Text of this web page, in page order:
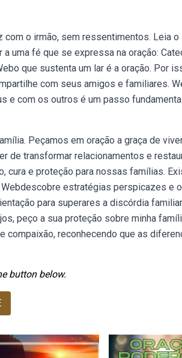
o irmão, sem ressentimentos. Leia o
uma fé que se expressa na oração:
que sustenta um lar é a oração. Por
com seus amigos e familiares.
e com os outros é um passo
Peçamos em oração a graça de
de transformar relacionamentos e
cura e proteção para nossas famílias.
estratégias perspicazes e
para superares a discórdia
peço a sua proteção sobre minha
compaixão, reconhecendo que as
button below.